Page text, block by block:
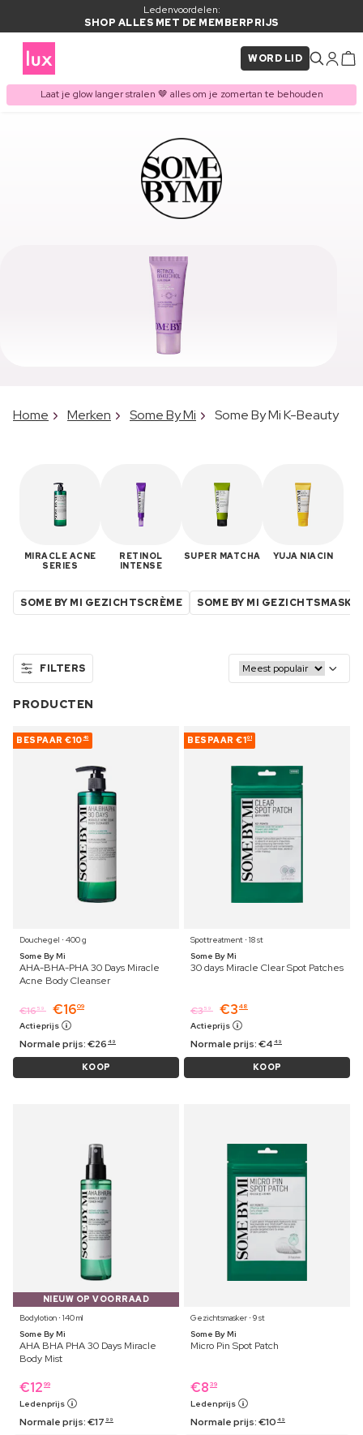
Ledenvoordelen:
SHOP ALLES MET DE MEMBERPRIJS
WORD LID
Laat je glow langer stralen 🤎 alles om je zomertan te behouden
Home Merken Some By Mi Some By Mi K-Beauty
MIRACLE ACNE
SERIES
RETINOL
INTENSE
SUPER MATCHA YUJA NIACIN
SOME BY MI GEZICHTSCRÈME SOME BY MI
FILTERS
PRODUCTEN
BESPAAR €10 40
Douchegel ⋅ 400 g
Some By Mi
AHA-BHA-PHA 30 Days Miracle
Acne Body Cleanser
€1659 €1609
Actieprijs
Normale prijs:€26 49
KOOP
BESPAAR €101
Spottreatment ⋅ 18 st
Some By Mi
30 days Miracle Clear Spot Patches
€359 €3 48
Actieprijs
Normale prijs:€4 49
KOOP
NIEUW OP VOORRAAD
Bodylotion ⋅ 140 ml
Some By Mi
AHA BHA PHA 30 Days Miracle
Body Mist
€12 99
Ledenprijs
Normale prijs:€17 99
Gezichtsmasker ⋅ 9 st
Some By Mi
Micro Pin Spot Patch
€8 39
Ledenprijs
Normale prijs:€10 49